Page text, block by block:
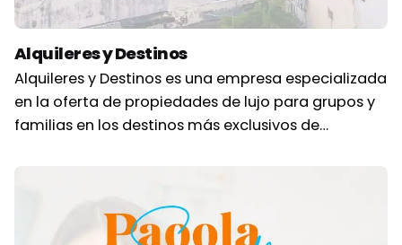
Alquileres y Destinos
Alquileres y Destinos es una empresa especializada
en la oferta de propiedades de lujo para grupos y
familias en los destinos más exclusivos de…